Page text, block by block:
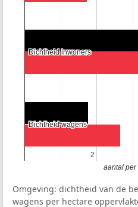
2
2
Dichtheid inwoners
Dichtheid inwoners
Dichtheid wagens
Dichtheid wagens
aantal per
Omgeving: dichtheid van de
wagens per hectare